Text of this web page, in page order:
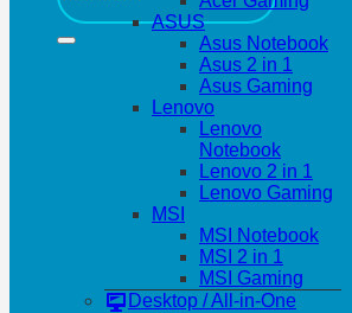
ASUS
Asus Notebook
Asus 2 in 1
Asus Gaming
Lenovo
Lenovo
Notebook
Lenovo 2 in 1
Lenovo Gaming
MSI
MSI Notebook
MSI 2 in 1
MSI Gaming
Desktop / All-in-One